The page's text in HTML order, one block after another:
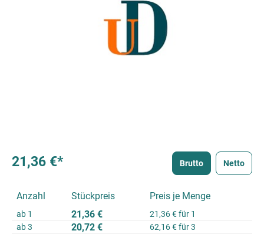
21,36 €* Brutto Netto
Anzahl Stückpreis Preis je Menge
ab 1 21,36 €
21,36 € für 1
ab3 20,72 €
62,16 € für 3